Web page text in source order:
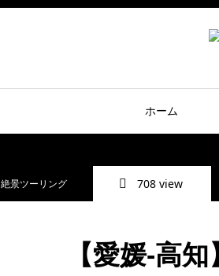
ホーム
絶景ツーリング
708 view
【愛媛-高